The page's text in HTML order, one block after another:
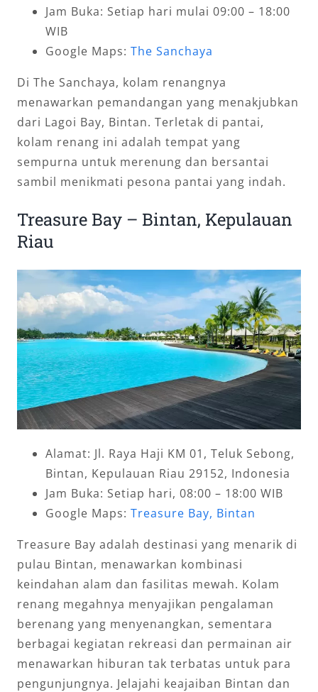
Jam Buka: Setiap hari mulai 09:00 – 18:00
WIB
Google Maps: The Sanchaya
Di The Sanchaya, kolam renangnya
menawarkan pemandangan yang menakjubkan
dari Lagoi Bay, Bintan. Terletak di pantai,
kolam renang ini adalah tempat yang
sempurna untuk merenung dan bersantai
sambil menikmati pesona pantai yang indah.
Treasure Bay – Bintan, Kepulauan
Riau
Alamat: Jl. Raya Haji KM 01, Teluk Sebong,
Bintan, Kepulauan Riau 29152, Indonesia
Jam Buka: Setiap hari, 08:00 – 18:00 WIB
Google Maps: Treasure Bay, Bintan
Treasure Bay adalah destinasi yang menarik di
pulau Bintan, menawarkan kombinasi
keindahan alam dan fasilitas mewah. Kolam
renang megahnya menyajikan pengalaman
berenang yang menyenangkan, sementara
berbagai kegiatan rekreasi dan permainan air
menawarkan hiburan tak terbatas untuk para
pengunjungnya. Jelajahi keajaiban Bintan dan